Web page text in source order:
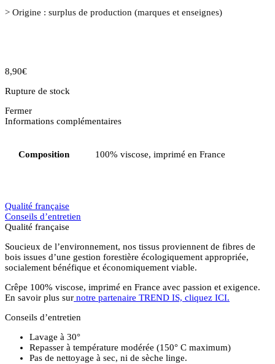
> Origine : surplus de production (marques et enseignes)
8,90€
Rupture de stock
Fermer
Informations complémentaires
Composition 100% viscose, imprimé en France
Qualité française
Conseils d’entretien
Qualité française
Soucieux de l’environnement, nos tissus proviennent de fibres de
bois issues d’une gestion forestière écologiquement appropriée,
socialement bénéfique et économiquement viable.
Crêpe 100% viscose, imprimé en France avec passion et exigence.
En savoir plus sur notre partenaire TREND IS, cliquez ICI.
Conseils d’entretien
Lavage à 30°
Repasser à température modérée (150° C maximum)
Pas de nettoyage à sec, ni de sèche linge.